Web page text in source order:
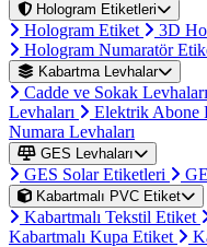
Hologram Etiketleri
Hologram Etiket 3D
Hologram Numaratör
Kabartma Levhalar
Cadde ve Sokak Levhaları
Levhaları
Elektrik Abone
Numara Levhaları
GES Levhaları
GES Solar Etiketleri
Kabartmalı PVC Etiket
Kabartmalı Tekstil Etiket
Kabartmalı Kupa Etiket